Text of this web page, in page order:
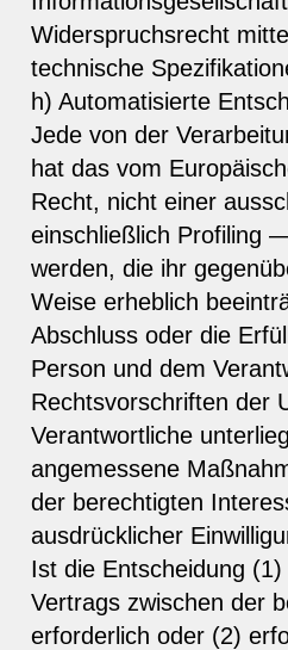
Widerspruchsrecht
technische
h) Automatisierte
Jede von der
hat das vom
Recht, nicht einer
einschließlich Profiling
werden, die ihr
Weise erheblich
Abschluss oder die
Person und dem
Rechtsvorschriften der
Verantwortliche
angemessene
der berechtigten
ausdrücklicher
Ist die Entscheidung
Vertrags zwischen der
erforderlich oder (2)